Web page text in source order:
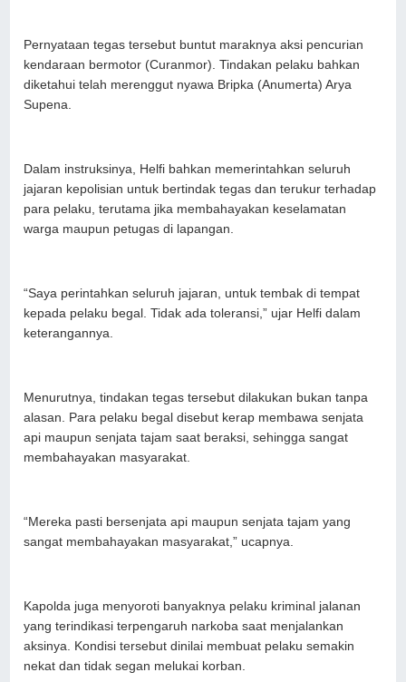
Pernyataan tegas tersebut buntut maraknya aksi pencurian
kendaraan bermotor (Curanmor). Tindakan pelaku bahkan
diketahui telah merenggut nyawa Bripka (Anumerta) Arya
Supena.
Dalam instruksinya, Helfi bahkan memerintahkan seluruh
jajaran kepolisian untuk bertindak tegas dan terukur terhadap
para pelaku, terutama jika membahayakan keselamatan
warga maupun petugas di lapangan.
“Saya perintahkan seluruh jajaran, untuk tembak di tempat
kepada pelaku begal. Tidak ada toleransi,” ujar Helfi dalam
keterangannya.
Menurutnya, tindakan tegas tersebut dilakukan bukan tanpa
alasan. Para pelaku begal disebut kerap membawa senjata
api maupun senjata tajam saat beraksi, sehingga sangat
membahayakan masyarakat.
“Mereka pasti bersenjata api maupun senjata tajam yang
sangat membahayakan masyarakat,” ucapnya.
Kapolda juga menyoroti banyaknya pelaku kriminal jalanan
yang terindikasi terpengaruh narkoba saat menjalankan
aksinya. Kondisi tersebut dinilai membuat pelaku semakin
nekat dan tidak segan melukai korban.